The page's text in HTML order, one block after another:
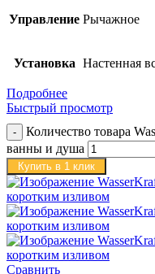
Управление Рычажное
Установка Настенная
Подробнее
Быстрый просмотр
Количество товара
ванны и душа
Купить в 1 клик
Сравнить